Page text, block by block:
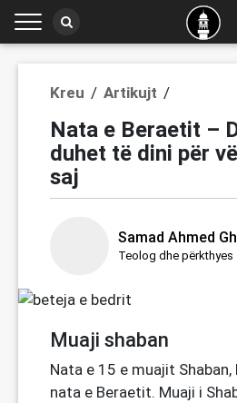
Kreu / Artikujt /
Nata e Beraetit –
duhet të dini për
saj
Samad Ahmed
Teolog dhe përkthyes
Muaji shaban
Nata e 15 e muajit
nata e Beraetit. Muaji i